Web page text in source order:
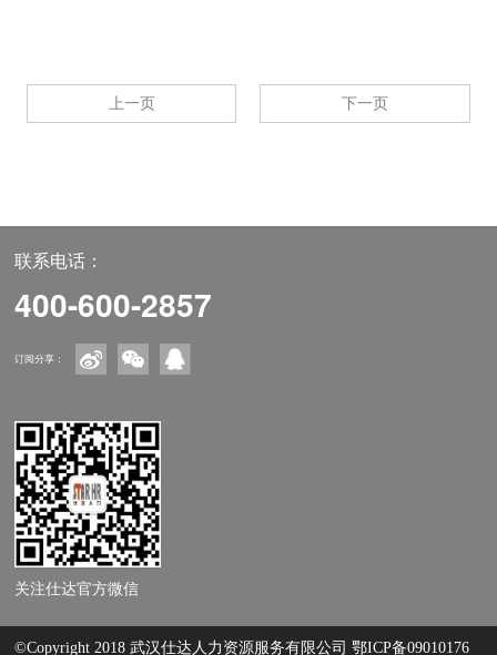
上一页 下一页
联系电话：
400-600-2857
订阅分享：
关注仕达官方微信
©Copyright 2018 武汉仕达人力资源服务有限公司鄂ICP备09010176